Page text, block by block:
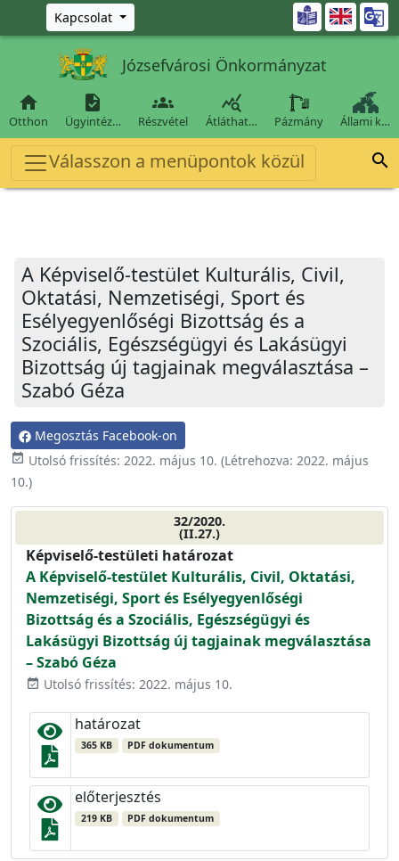
Ugrás a fő tartalomra
Kapcsolat 
Józsefvárosi Önkormányzat

Otthon

Ügyintéz…

Részvétel

Átláthat… Pázmány Állami k…
Válasszon a menüpontok közül 
A Képviselő-testület Kulturális, Civil,
Oktatási, Nemzetiségi, Sport és
Esélyegyenlőségi Bizottság és a
Szociális, Egészségügyi és Lakásügyi
Bizottság új tagjainak megválasztása –
Szabó Géza
Megosztás Facebook-on
event_available Utolsó frissítés: 2022. május 10. (Létrehozva: 2022. május
10.)
32/2020.
(II.27.)
Képviselő-testületi határozat
A Képviselő-testület Kulturális, Civil, Oktatási,
Nemzetiségi, Sport és Esélyegyenlőségi
Bizottság és a Szociális, Egészségügyi és
Lakásügyi Bizottság új tagjainak megválasztása
– Szabó Géza
event_available Utolsó frissítés: 2022. május 10.
határozat
365 KB PDF dokumentum
előterjesztés
219 KB PDF dokumentum